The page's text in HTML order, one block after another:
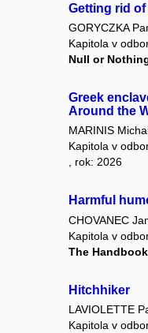
Getting rid of
GORYCZKA
Kapitola v
Null or
Greek
Around the
MARINIS
Kapitola v
, rok: 2026
Harmful
CHOVANEC
Kapitola v
The
Hitchhiker
LAVIOLETTE
Kapitola v